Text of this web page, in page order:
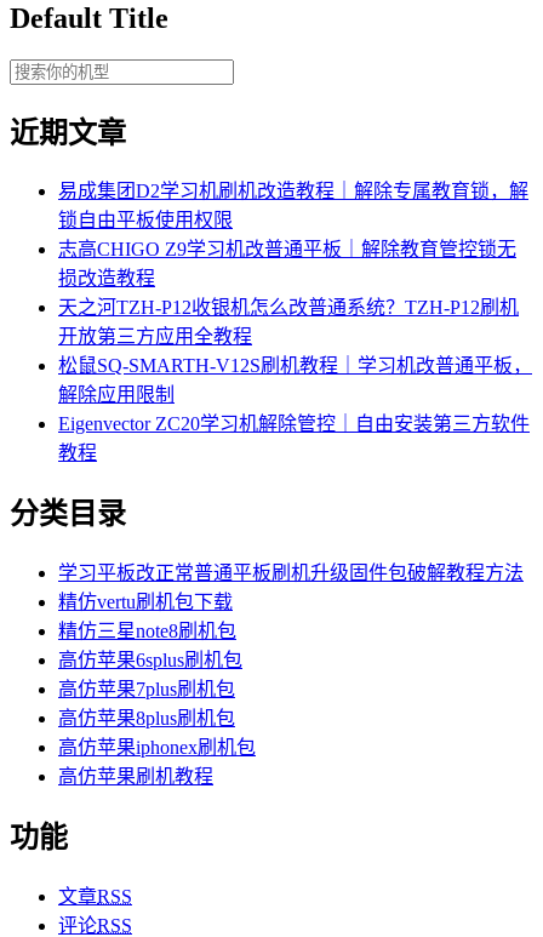
Default Title
近期文章
易成集团D2学习机刷机改造教程｜解除专属教育锁，解
锁自由平板使用权限
志高CHIGO Z9学习机改普通平板｜解除教育管控锁无
损改造教程
天之河TZH-P12收银机怎么改普通系统？TZH-P12刷机
开放第三方应用全教程
松鼠SQ-SMARTH-V12S刷机教程｜学习机改普通平板，
解除应用限制
Eigenvector ZC20学习机解除管控｜自由安装第三方软件
教程
分类目录
学习平板改正常普通平板刷机升级固件包破解教程方法
精仿vertu刷机包下载
精仿三星note8刷机包
高仿苹果6splus刷机包
高仿苹果7plus刷机包
高仿苹果8plus刷机包
高仿苹果iphonex刷机包
高仿苹果刷机教程
功能
文章RSS
评论RSS